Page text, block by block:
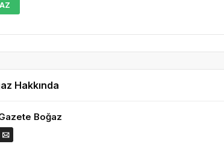
Hakkında
Boğaz